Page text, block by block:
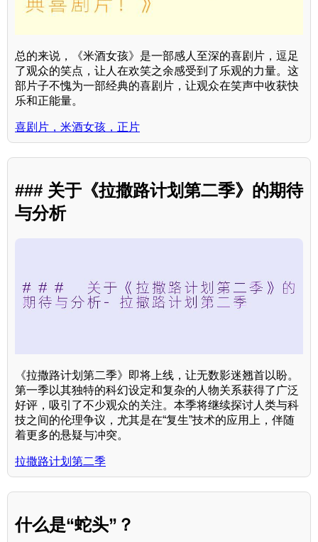
总的来说，《米酒女孩》是一部感人至深的喜剧片，逗足
了观众的笑点，让人在欢笑之余感受到了乐观的力量。这
部片子不愧为一部经典的喜剧片，让观众在笑声中收获快
乐和正能量。
喜剧片，米酒女孩，正片
### 关于《拉撒路计划第二季》的期待
与分析
《拉撒路计划第二季》即将上线，让无数影迷翘首以盼。
第一季以其独特的科幻设定和复杂的人物关系获得了广泛
好评，吸引了不少观众的关注。本季将继续探讨人类与科
技之间的伦理争议，尤其是在“复生”技术的应用上，伴随
着更多的悬疑与冲突。
拉撒路计划第二季
什么是“蛇头”？